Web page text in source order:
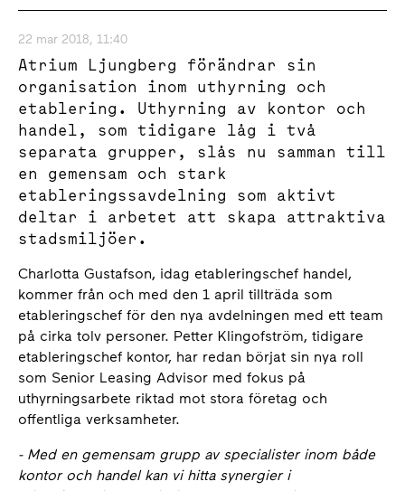
22 mar 2018, 11:40
Atrium Ljungberg förändrar sin
organisation inom uthyrning och
etablering. Uthyrning av kontor och
handel, som tidigare låg i två
separata grupper, slås nu samman till
en gemensam och stark
etableringssavdelning som aktivt
deltar i arbetet att skapa attraktiva
stadsmiljöer.
Charlotta Gustafson, idag etableringschef handel,
kommer från och med den 1 april tillträda som
etableringschef för den nya avdelningen med ett team
på cirka tolv personer. Petter Klingofström, tidigare
etableringschef kontor, har redan börjat sin nya roll
som Senior Leasing Advisor med fokus på
uthyrningsarbete riktad mot stora företag och
offentliga verksamheter.
- Med en gemensam grupp av specialister inom både
kontor och handel kan vi hitta synergier i